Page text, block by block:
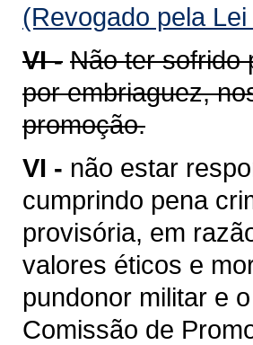
(Revogado pela
VI - Não ter sofrido
por embriaguez,
promoção.
VI - não estar
cumprindo pena
provisória, em
valores éticos e
pundonor militar e
Comissão de